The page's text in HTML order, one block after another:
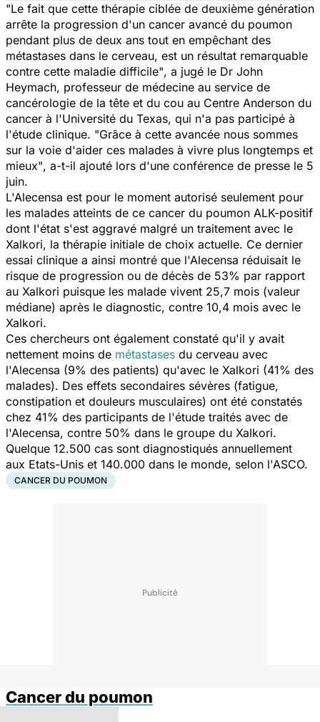
"Le fait que cette thérapie ciblée de deuxième génération
arrête la progression d'un cancer avancé du poumon
pendant plus de deux ans tout en empêchant des
métastases dans le cerveau, est un résultat remarquable
contre cette maladie difficile", a jugé le Dr John
Heymach, professeur de médecine au service de
cancérologie de la tête et du cou au Centre Anderson du
cancer à l'Université du Texas, qui n'a pas participé à
l'étude clinique. "Grâce à cette avancée nous sommes
sur la voie d'aider ces malades à vivre plus longtemps et
mieux", a-t-il ajouté lors d'une conférence de presse le 5
juin.
L'Alecensa est pour le moment autorisé seulement pour
les malades atteints de ce cancer du poumon ALK-positif
dont l'état s'est aggravé malgré un traitement avec le
Xalkori, la thérapie initiale de choix actuelle. Ce dernier
essai clinique a ainsi montré que l'Alecensa réduisait le
risque de progression ou de décès de 53% par rapport
au Xalkori puisque les malade vivent 25,7 mois (valeur
médiane) après le diagnostic, contre 10,4 mois avec le
Xalkori.
Ces chercheurs ont également constaté qu'il y avait
nettement moins de métastases du cerveau avec
l'Alecensa (9% des patients) qu'avec le Xalkori (41% des
malades). Des effets secondaires sévères (fatigue,
constipation et douleurs musculaires) ont été constatés
chez 41% des participants de l'étude traités avec de
l'Alecensa, contre 50% dans le groupe du Xalkori.
Quelque 12.500 cas sont diagnostiqués annuellement
aux Etats-Unis et 140.000 dans le monde, selon l'ASCO.
CANCER DU POUMON
Cancer du poumon